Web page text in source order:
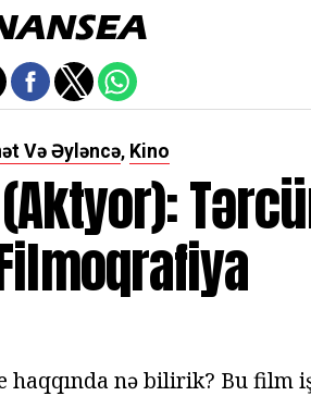
Və Əyləncə, Kino
haqqında nə bilirik? Bu film